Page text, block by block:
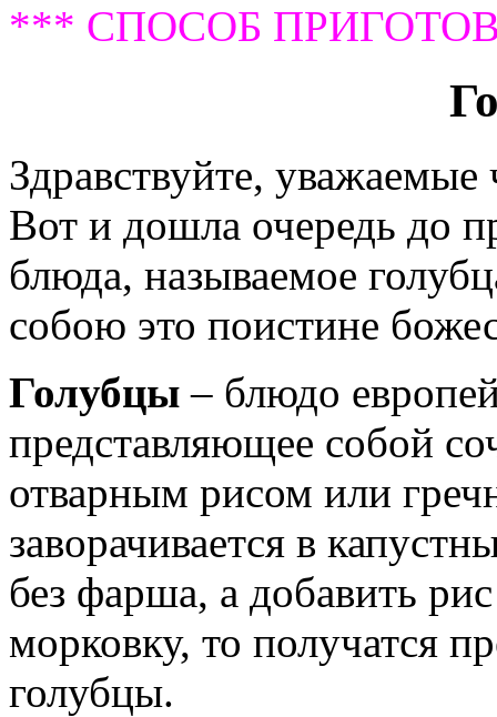
*** СПОСОБ
Здравствуйте, уважаемые
Вот и дошла очередь до
блюда, называемое
собою это поистине
Голубцы – блюдо
представляющее собой
отварным рисом или
заворачивается в
без фарша, а добавить
морковку, то получатся
голубцы.